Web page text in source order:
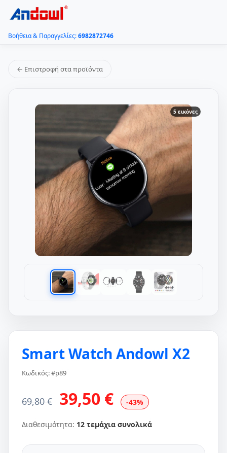
Βοήθεια & Παραγγελίες:6982872746
← Επιστροφή στα προϊόντα
5 εικόνες
Smart Watch Andowl X2
Κωδικός: #p89
69,80 € 39,50 € -43%
Διαθεσιμότητα: 12 τεμάχια συνολικά